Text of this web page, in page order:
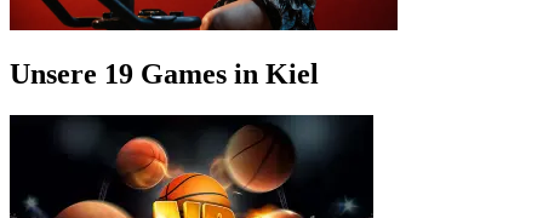
Unsere 19 Games in Kiel